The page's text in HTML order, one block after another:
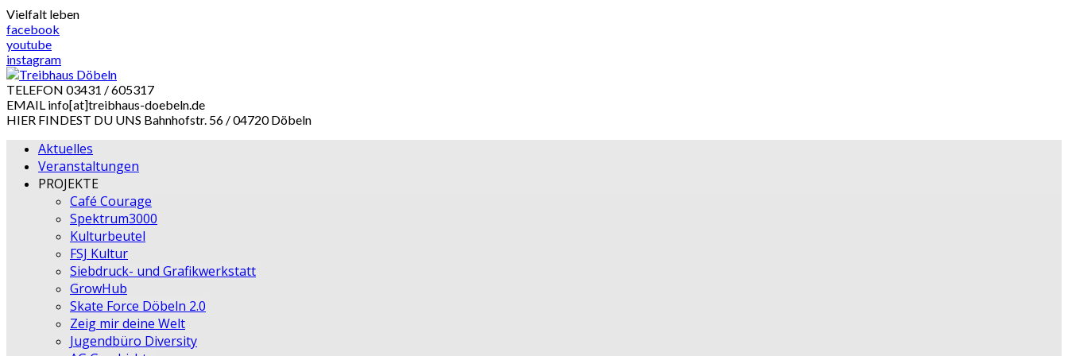
Skip
to
content
Vielfalt leben
facebook
youtube
instagram
TELEFON 03431 / 605317
EMAIL info[at]treibhaus-doebeln.de
HIER FINDEST DU UNS Bahnhofstr. 56 / 04720 Döbeln
Aktuelles
Veranstaltungen
PROJEKTE
Café Courage
Spektrum3000
Kulturbeutel
FSJ Kultur
Siebdruck- und Grafikwerkstatt
GrowHub
Skate Force Döbeln 2.0
Zeig mir deine Welt
Jugendbüro Diversity